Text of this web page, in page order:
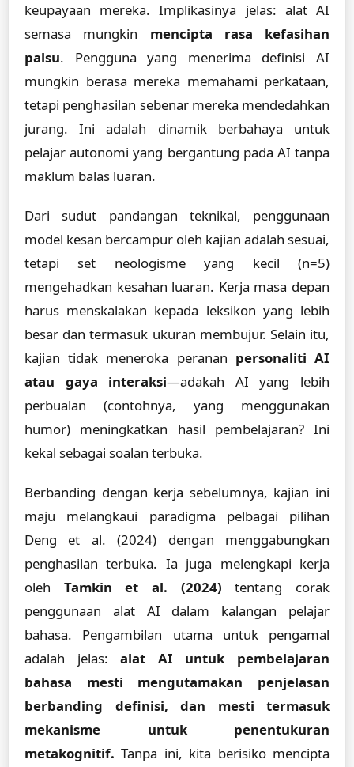
keupayaan mereka. Implikasinya jelas: alat AI
semasa mungkin mencipta rasa kefasihan
palsu. Pengguna yang menerima definisi AI
mungkin berasa mereka memahami perkataan,
tetapi penghasilan sebenar mereka mendedahkan
jurang. Ini adalah dinamik berbahaya untuk
pelajar autonomi yang bergantung pada AI tanpa
maklum balas luaran.
Dari sudut pandangan teknikal, penggunaan
model kesan bercampur oleh kajian adalah sesuai,
tetapi set neologisme yang kecil (n=5)
mengehadkan kesahan luaran. Kerja masa depan
harus menskalakan kepada leksikon yang lebih
besar dan termasuk ukuran membujur. Selain itu,
kajian tidak meneroka peranan personaliti AI
atau gaya interaksi—adakah AI yang lebih
perbualan (contohnya, yang menggunakan
humor) meningkatkan hasil pembelajaran? Ini
kekal sebagai soalan terbuka.
Berbanding dengan kerja sebelumnya, kajian ini
maju melangkaui paradigma pelbagai pilihan
Deng et al. (2024) dengan menggabungkan
penghasilan terbuka. Ia juga melengkapi kerja
oleh Tamkin et al. (2024) tentang corak
penggunaan alat AI dalam kalangan pelajar
bahasa. Pengambilan utama untuk pengamal
adalah jelas:alat AI untuk pembelajaran
bahasa mesti mengutamakan penjelasan
berbanding definisi, dan mesti termasuk
mekanisme untuk penentukuran
metakognitif. Tanpa ini, kita berisiko mencipta